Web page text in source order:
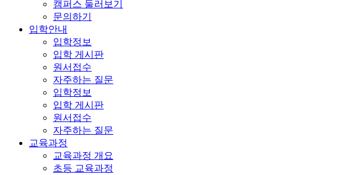
캠퍼스 둘러보기
문의하기
입학안내
입학정보
입학 게시판
원서접수
자주하는 질문
입학정보
입학 게시판
원서접수
자주하는 질문
교육과정
교육과정 개요
초등 교육과정